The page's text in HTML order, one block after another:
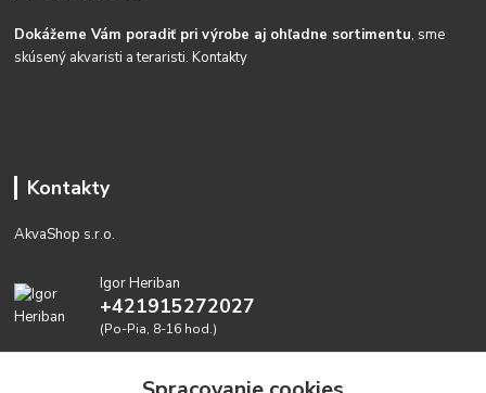
Dokážeme Vám poradiť pri výrobe aj ohľadne sortimentu, sme
skúsený akvaristi a teraristi.Kontakty
Kontakty
AkvaShop s.r.o.
Igor Heriban
+421915272027
(Po-Pia, 8-16 hod.)